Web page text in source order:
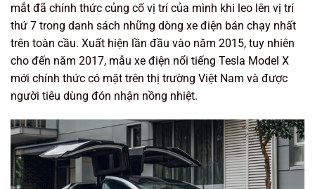
mắt đã chính thức củng cố vị trí của mình khi leo lên vị trí
thứ 7 trong danh sách những dòng xe điện bán chạy nhất
trên toàn cầu. Xuất hiện lần đầu vào năm 2015, tuy nhiên
cho đến năm 2017, mẫu xe điện nổi tiếng Tesla Model X
mới chính thức có mặt trên thị trường Việt Nam và được
người tiêu dùng đón nhận nồng nhiệt.